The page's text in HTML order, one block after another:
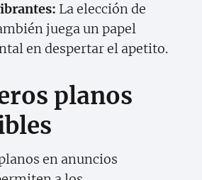
La elección de
juega un papel
en despertar el apetito.
planos
en anuncios